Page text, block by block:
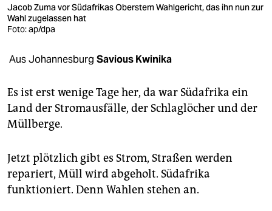
veranstaltungen
unterstützen
abo
epaper login
Jacob Zuma vor Südafrikas Oberstem Wahlgericht, das ihn nun zur
Wahl zugelassen hat
Foto: ap/dpa
Aus Johannesburg Savious Kwinika
Es ist erst wenige Tage her, da war Südafrika ein
Land der Stromausfälle, der Schlaglöcher und der
Müllberge.
Jetzt plötzlich gibt es Strom, Straßen werden
repariert, Müll wird abgeholt. Südafrika
funktioniert. Denn Wahlen stehen an.